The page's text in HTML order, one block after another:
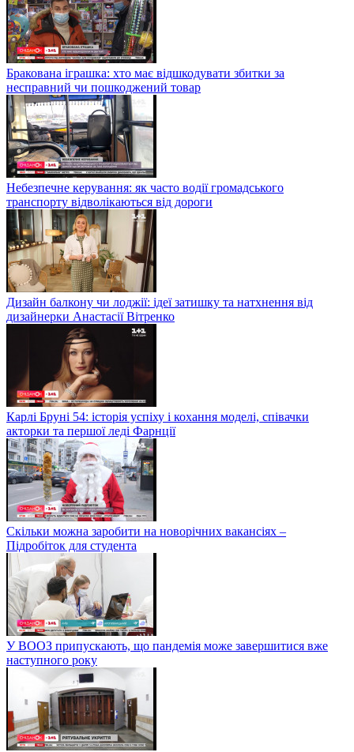
Бракована іграшка: хто має відшкодувати збитки за
несправний чи пошкоджений товар
Небезпечне керування: як часто водії громадського
транспорту відволікаються від дороги
Дизайн балкону чи лоджії: ідеї затишку та натхнення від
дизайнерки Анастасії Вітренко
Карлі Бруні 54: історія успіху і кохання моделі, співачки
акторки та першої леді Фарнції
Скільки можна заробити на новорічних вакансіях –
Підробіток для студента
У ВООЗ припускають, що пандемія може завершитися вже
наступного року